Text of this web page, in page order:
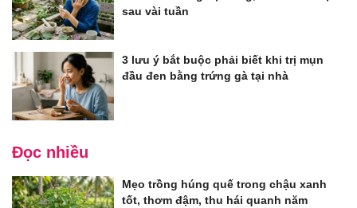
sau vài tuần
3 lưu ý bắt buộc phải biết khi trị mụn
đầu đen bằng trứng gà tại nhà
Đọc nhiều
Mẹo trồng húng quế trong chậu xanh
tốt, thơm đậm, thu hái quanh năm